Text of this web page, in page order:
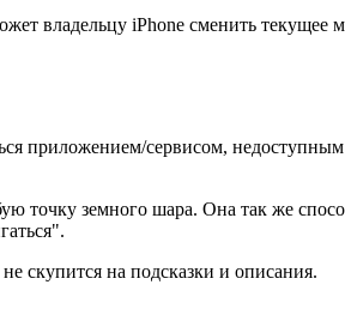
владельцу iPhone сменить текущее
приложением/сервисом,
точку земного шара. Она так же
скупится на подсказки и описания.